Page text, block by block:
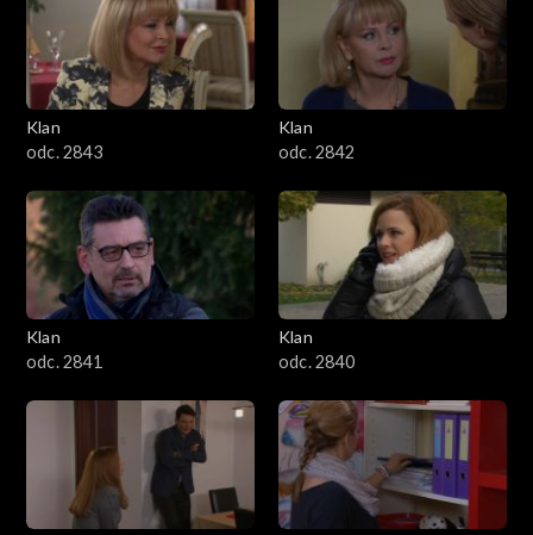
Klan
odc. 2843
Klan
odc. 2842
Klan
odc. 2841
Klan
odc. 2840